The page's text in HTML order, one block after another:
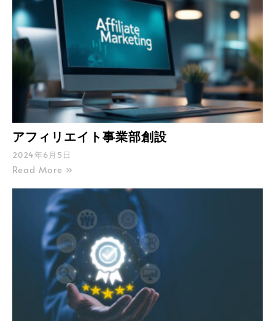
アフィリエイト事業部創設
2024年6月5日
Read More »